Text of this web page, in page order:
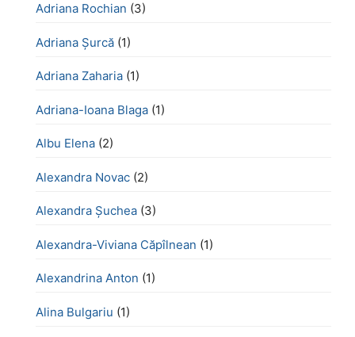
Adriana Rochian (3)
Adriana Șurcă (1)
Adriana Zaharia (1)
Adriana-Ioana Blaga (1)
Albu Elena (2)
Alexandra Novac (2)
Alexandra Șuchea (3)
Alexandra-Viviana Căpîlnean (1)
Alexandrina Anton (1)
Alina Bulgariu (1)